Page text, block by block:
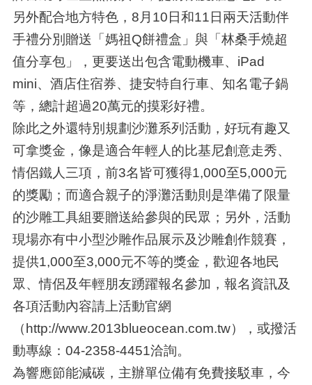
另外配合地方特色，8月10日和11日兩天活動伴
手禮分別贈送「媽祖Q餅禮盒」與「林桑手燒超
值分享包」，更要送出包含電動機車、iPad
mini、酒店住宿券、捷安特自行車、知名電子鍋
等，總計超過20萬元的摸彩好禮。
除此之外還特別規劃沙灘系列活動，好玩有趣又
可拿獎金，像是適合年輕人的比基尼創意走秀、
情侶鐵人三項，前3名皆可獲得1,000至5,000元
的獎勵；而適合親子的淨灘活動則是準備了限量
的沙雕工具組要贈送給參與的民眾；另外，活動
現場亦有中小型沙雕作品展示及沙雕創作競賽，
提供1,000至3,000元不等的獎金，歡迎各地民
眾、情侶及年輕朋友踴躍報名參加，報名資訊及
各項活動內容請上活動官網
（http://www.2013blueocean.com.tw），或撥活
動專線：04-2358-4451洽詢。
為響應節能減碳，主辦單位備有免費接駁車，今